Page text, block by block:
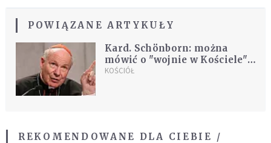
POWIĄZANE ARTYKUŁY
Kard. Schönborn: można
mówić o "wojnie w Kościele",
biskupi i kardynałowie
KOŚCIÓŁ
REKOMENDOWANE DLA CIEBIE /